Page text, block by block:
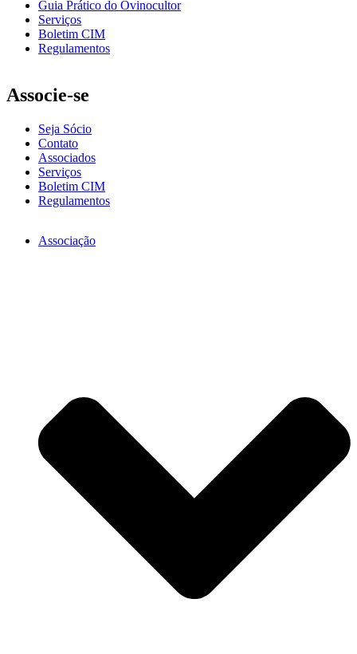
Guia Prático do Ovinocultor
Serviços
Boletim CIM
Regulamentos
Associe-se
Seja Sócio
Contato
Associados
Serviços
Boletim CIM
Regulamentos
Associação